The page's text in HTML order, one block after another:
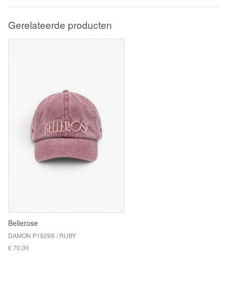
Gerelateerde producten
Bellerose
DAMON P1929S / RUBY
€ 70,00